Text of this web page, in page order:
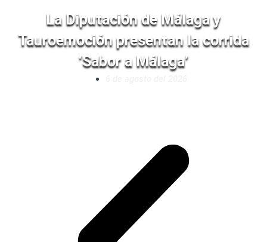
La Diputación de Málaga y
Tauroemoción presentan la corrida
‘Sabor a Málaga’